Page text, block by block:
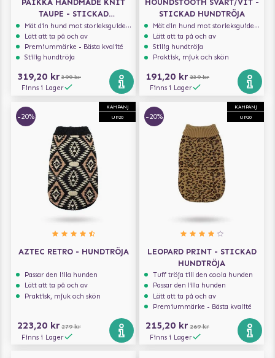
PAIKKA HANDMADE KNIT
TAUPE - STICKAD
HUNDTRÖJA
Mät din hund mot storleksguiden för att få rätt storlek
Lätt att ta på och av
Premiummärke - Bästa kvalité
Stilig hundtröja
319,20 kr 399 kr
Finns i Lager
HOUNDSTOOTH SVART/VIT -
STICKAD HUNDTRÖJA
Mät din hund mot storleksguiden för att få rätt storlek
Lätt att ta på och av
Stilig hundtröja
Praktisk, mjuk och skön
191,20 kr 239 kr
Finns i Lager
KAMPANJ
UP20
-20%
AZTEC RETRO - HUNDTRÖJA
Passar den lilla hunden
Lätt att ta på och av
Praktisk, mjuk och skön
223,20 kr 279 kr
Finns i Lager
KAMPANJ
UP20
-20%
LEOPARD PRINT - STICKAD
HUNDTRÖJA
Tuff tröja till den coola hunden
Passar den lilla hunden
Lätt att ta på och av
Premiummärke - Bästa kvalité
215,20 kr 269 kr
Finns i Lager